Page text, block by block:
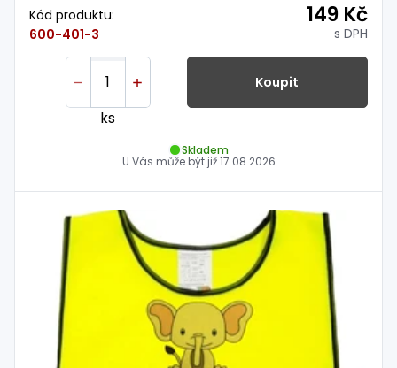
Kód produktu:
600-401-3
149 Kč
s DPH
ks
Koupit
Skladem
U Vás může být již17.08.2026